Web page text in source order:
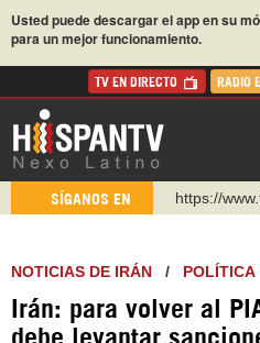
Usted puede descargar el app en su
para un mejor funcionamiento.
TV EN DIRECTO RADIO
SÍGANOS EN
https://
http://
https://
https://
NOTICIAS DE IRÁN / POLÍTICA
Irán: para volver al
debe levantar